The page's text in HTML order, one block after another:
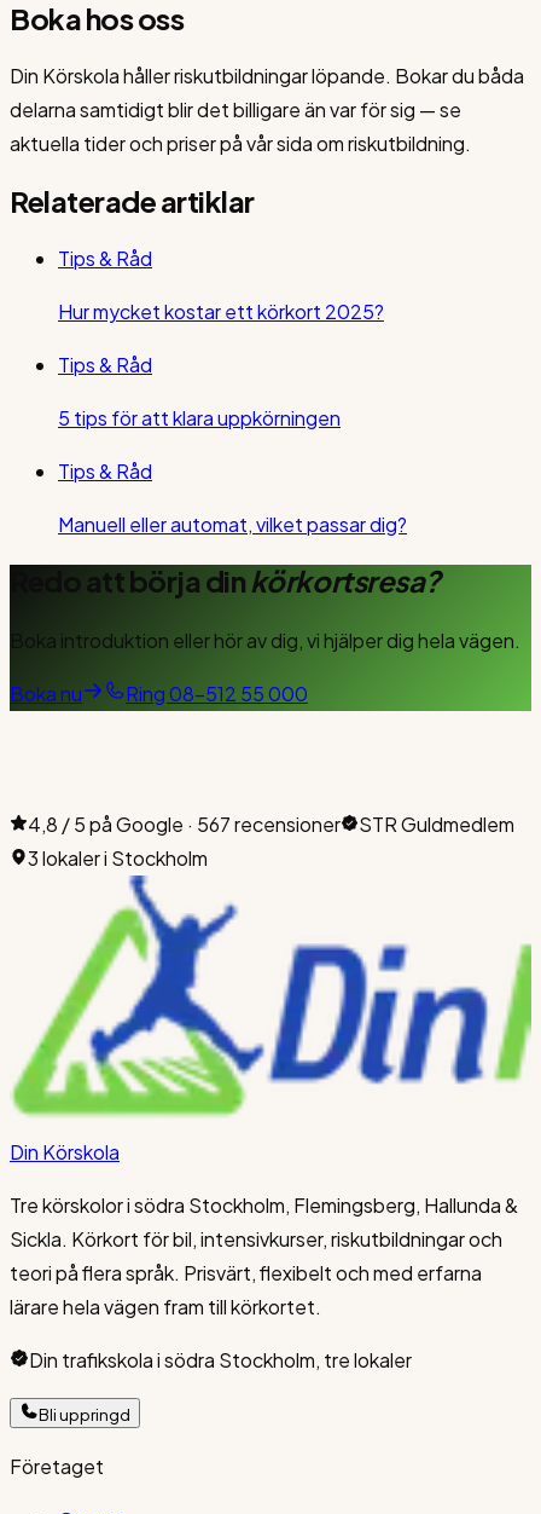
Boka hos oss
Din Körskola håller riskutbildningar löpande. Bokar du båda
delarna samtidigt blir det billigare än var för sig — se
aktuella tider och priser på vår sida om riskutbildning.
Relaterade artiklar
Tips & Råd
Hur mycket kostar ett körkort 2025?
Tips & Råd
5 tips för att klara uppkörningen
Tips & Råd
Manuell eller automat, vilket passar dig?
Redo att börja din körkortsresa?
Boka introduktion eller hör av dig, vi hjälper dig hela vägen.
Boka nu Ring08-512 55 000
4,8 / 5 på Google · 567 recensioner
STR Guldmedlem
3 lokaler i Stockholm
Din Körskola
Tre körskolor i södra Stockholm, Flemingsberg, Hallunda &
Sickla. Körkort för bil, intensivkurser, riskutbildningar och
teori på flera språk. Prisvärt, flexibelt och med erfarna
lärare hela vägen fram till körkortet.
Din trafikskola i södra Stockholm, tre lokaler
Bli uppringd
Företaget